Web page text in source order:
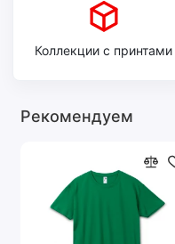
Коллекции с принтами
Рекомендуем